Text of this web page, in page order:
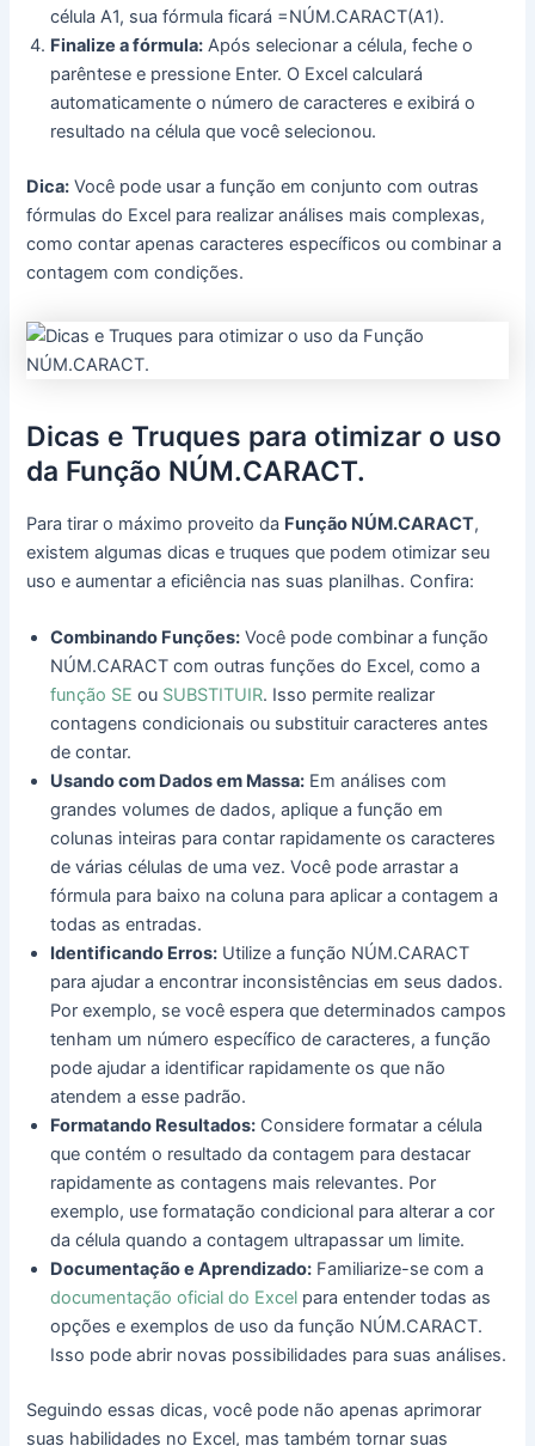
célula A1, sua fórmula ficará =NÚM.CARACT(A1).
Finalize a fórmula: Após selecionar a célula, feche o
parêntese e pressione Enter. O Excel calculará
automaticamente o número de caracteres e exibirá o
resultado na célula que você selecionou.
Dica: Você pode usar a função em conjunto com outras
fórmulas do Excel para realizar análises mais complexas,
como contar apenas caracteres específicos ou combinar a
contagem com condições.
Dicas e Truques para otimizar o uso
da Função NÚM.CARACT.
Para tirar o máximo proveito da Função NÚM.CARACT,
existem algumas dicas e truques que podem otimizar seu
uso e aumentar a eficiência nas suas planilhas. Confira:
Combinando Funções: Você pode combinar a função
NÚM.CARACT com outras funções do Excel, como a
função SE ou SUBSTITUIR. Isso permite realizar
contagens condicionais ou substituir caracteres antes
de contar.
Usando com Dados em Massa: Em análises com
grandes volumes de dados, aplique a função em
colunas inteiras para contar rapidamente os caracteres
de várias células de uma vez. Você pode arrastar a
fórmula para baixo na coluna para aplicar a contagem a
todas as entradas.
Identificando Erros: Utilize a função NÚM.CARACT
para ajudar a encontrar inconsistências em seus dados.
Por exemplo, se você espera que determinados campos
tenham um número específico de caracteres, a função
pode ajudar a identificar rapidamente os que não
atendem a esse padrão.
Formatando Resultados: Considere formatar a célula
que contém o resultado da contagem para destacar
rapidamente as contagens mais relevantes. Por
exemplo, use formatação condicional para alterar a cor
da célula quando a contagem ultrapassar um limite.
Documentação e Aprendizado: Familiarize-se com a
documentação oficial do Excel para entender todas as
opções e exemplos de uso da função NÚM.CARACT.
Isso pode abrir novas possibilidades para suas análises.
Seguindo essas dicas, você pode não apenas aprimorar
suas habilidades no Excel, mas também tornar suas